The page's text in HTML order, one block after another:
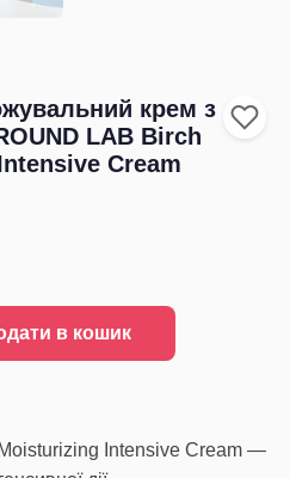
крем з
LAB Birch
Cream
в кошик
Intensive Cream —